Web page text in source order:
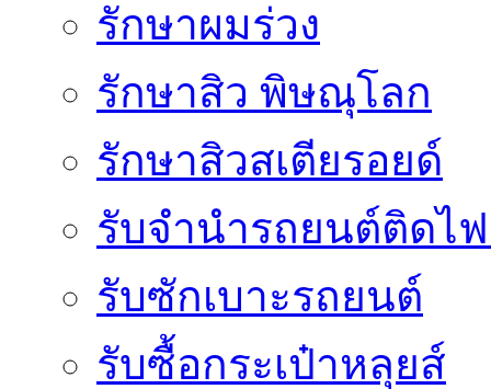
รักษาผมร่วง
รักษาสิว พิษณุโลก
รักษาสิวสเตียรอยด์
รับจํานํารถยนต์ติดไ
รับซักเบาะรถยนต์
รับซื้อกระเป๋าหลุยส์